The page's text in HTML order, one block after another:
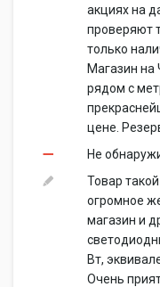
акциях на
проверяют
только
Магазин на
рядом с
цене.
Не
Товар
огромное
магазин и
Вт,
Очень